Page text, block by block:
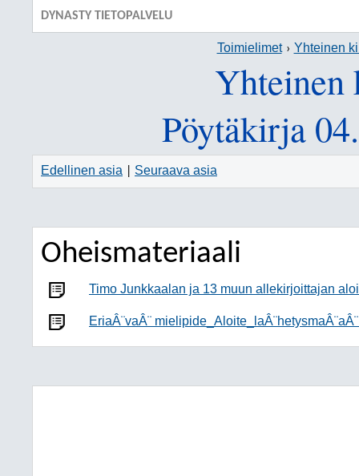
DYNASTY TIETOPALVELU
Toimielimet Yhteinen
Yhteinen
Pöytäkirja
Edellinen asia Seuraava asia
Oheismateriaali
Timo Junkkaalan ja 13 muun allekirjoittajan
EriaÂ¨vaÂ¨